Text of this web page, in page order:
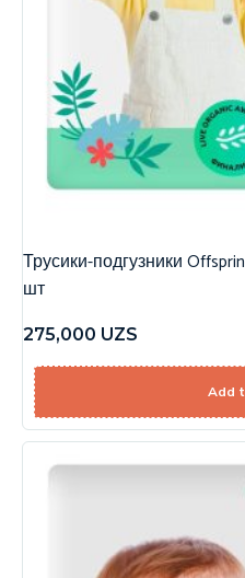
Трусики-подгузники
шт
275,000 UZS
Add